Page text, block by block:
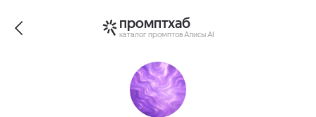
промптхаб
каталог промптов Алисы AI